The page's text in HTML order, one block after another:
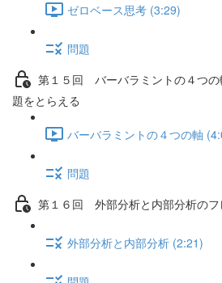
ゼロベース思考 (3:29)
問題
第１５回 バーバラミントの４つ
題をとらえる
バーバラミントの４つの軸
問題
第１６回 外部分析と内部分析のフ
外部分析と内部分析 (2:21)